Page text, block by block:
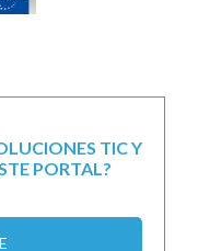
TIC Y
PORTAL?